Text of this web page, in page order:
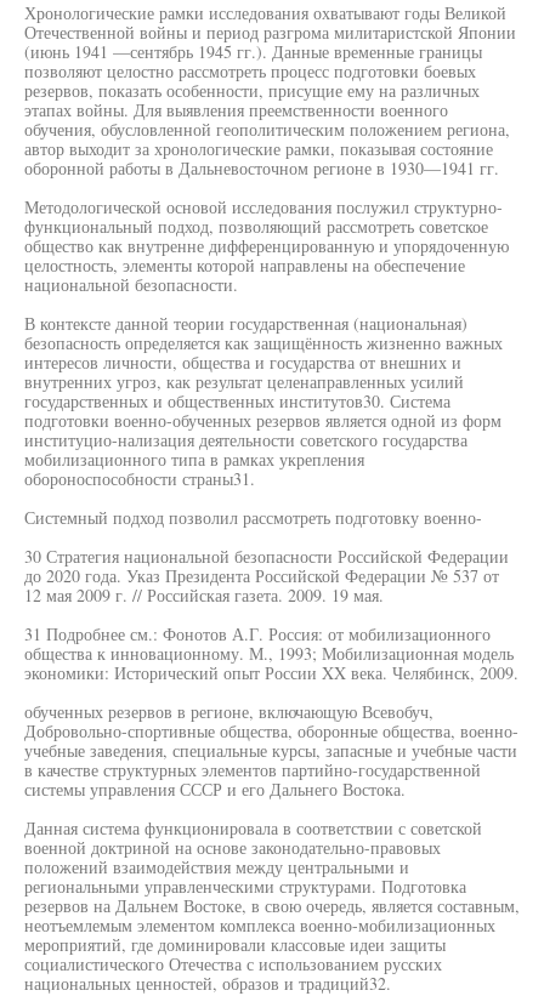
Хронологические рамки исследования охватывают годы Великой
Отечественной войны и период разгрома милитаристской Японии
(июнь 1941 —сентябрь 1945 гг.). Данные временные границы
позволяют целостно рассмотреть процесс подготовки боевых
резервов, показать особенности, присущие ему на различных
этапах войны. Для выявления преемственности военного
обучения, обусловленной геополитическим положением региона,
автор выходит за хронологические рамки, показывая состояние
оборонной работы в Дальневосточном регионе в 1930—1941 гг.
Методологической основой исследования послужил структурно-
функциональный подход, позволяющий рассмотреть советское
общество как внутренне дифференцированную и упорядоченную
целостность, элементы которой направлены на обеспечение
национальной безопасности.
В контексте данной теории государственная (национальная)
безопасность определяется как защищённость жизненно важных
интересов личности, общества и государства от внешних и
внутренних угроз, как результат целенаправленных усилий
государственных и общественных институтов30. Система
подготовки военно-обученных резервов является одной из форм
институцио-нализация деятельности советского государства
мобилизационного типа в рамках укрепления
обороноспособности страны31.
Системный подход позволил рассмотреть подготовку военно-
30 Стратегия национальной безопасности Российской Федерации
до 2020 года. Указ Президента Российской Федерации № 537 от
12 мая 2009 г. // Российская газета. 2009. 19 мая.
31 Подробнее см.: Фонотов А.Г. Россия: от мобилизационного
общества к инновационному. М., 1993; Мобилизационная модель
экономики: Исторический опыт России XX века. Челябинск, 2009.
обученных резервов в регионе, включающую Всевобуч,
Добровольно-спортивные общества, оборонные общества, военно-
учебные заведения, специальные курсы, запасные и учебные части
в качестве структурных элементов партийно-государственной
системы управления СССР и его Дальнего Востока.
Данная система функционировала в соответствии с советской
военной доктриной на основе законодательно-правовых
положений взаимодействия между центральными и
региональными управленческими структурами. Подготовка
резервов на Дальнем Востоке, в свою очередь, является составным,
неотъемлемым элементом комплекса военно-мобилизационных
мероприятий, где доминировали классовые идеи защиты
социалистического Отечества с использованием русских
национальных ценностей, образов и традиций32.